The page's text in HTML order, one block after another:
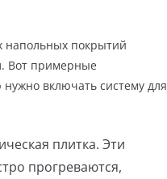
напольных покрытий
Вот примерные
включать систему для
плитка. Эти
прогреваются,